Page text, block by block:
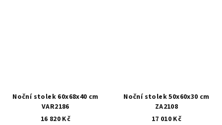
Noční stolek 60x68x40 cm
VAR2186
16 820 Kč
Noční stolek 50x60x30 cm
ZA2108
17 010 Kč